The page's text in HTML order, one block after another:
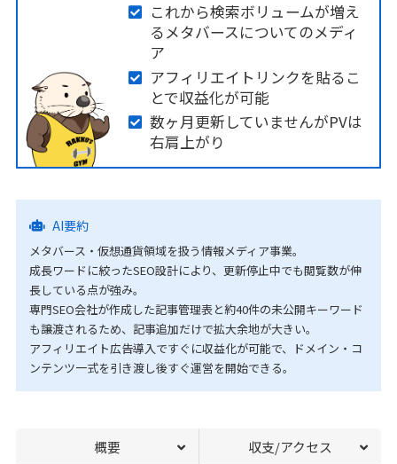
これから検索ボリュームが増え
るメタバースについてのメディ
ア
アフィリエイトリンクを貼るこ
とで収益化が可能
数ヶ月更新していませんがPVは
右肩上がり
AI要約
メタバース・仮想通貨領域を扱う情報メディア事業。
成長ワードに絞ったSEO設計により、更新停止中でも閲覧数が伸
長している点が強み。
専門SEO会社が作成した記事管理表と約40件の未公開キーワード
も譲渡されるため、記事追加だけで拡大余地が大きい。
アフィリエイト広告導入ですぐに収益化が可能で、ドメイン・コ
ンテンツ一式を引き渡し後すぐ運営を開始できる。
概要 収支/アクセス